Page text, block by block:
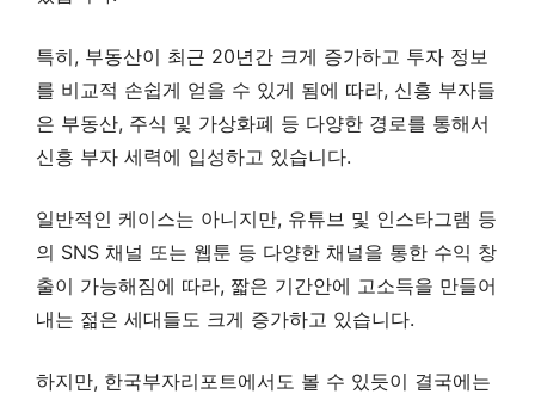
특히, 부동산이 최근 20년간 크게 증가하고 투자 정보
를 비교적 손쉽게 얻을 수 있게 됨에 따라, 신흥 부자들
은 부동산, 주식 및 가상화폐 등 다양한 경로를 통해서
신흥 부자 세력에 입성하고 있습니다.
일반적인 케이스는 아니지만, 유튜브 및 인스타그램 등
의 SNS 채널 또는 웹툰 등 다양한 채널을 통한 수익 창
출이 가능해짐에 따라, 짧은 기간안에 고소득을 만들어
내는 젊은 세대들도 크게 증가하고 있습니다.
하지만, 한국부자리포트에서도 볼 수 있듯이 결국에는